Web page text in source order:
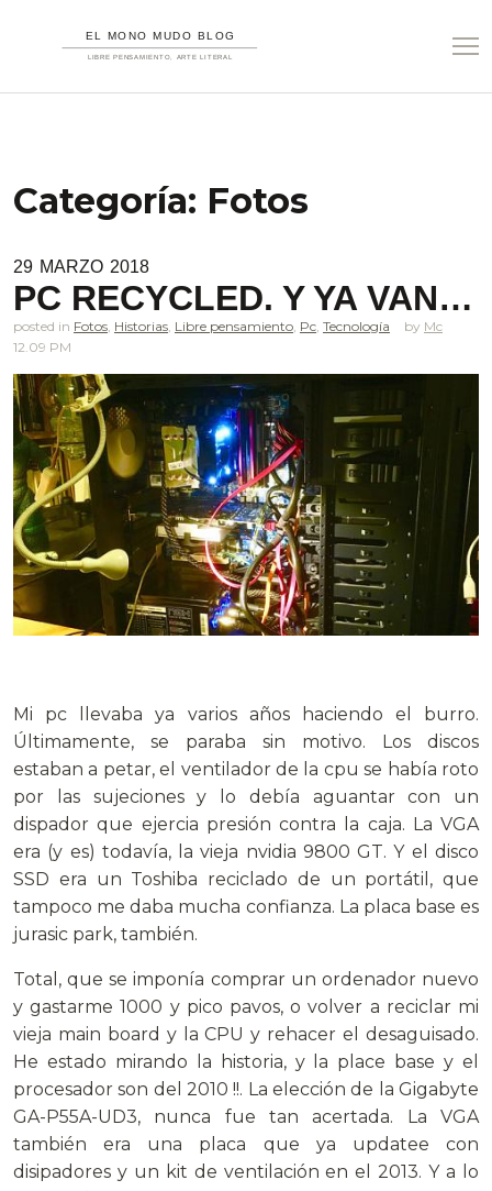
Categoría: Fotos
29 MARZO 2018
PC RECYCLED. Y YA VAN…
posted in Fotos Historias Libre pensamiento Pc Tecnología
Mc
12.09 PM
Mi pc llevaba ya varios años haciendo el burro.
Últimamente, se paraba sin motivo. Los discos
estaban a petar, el ventilador de la cpu se había roto
por las sujeciones y lo debía aguantar con un
dispador que ejercia presión contra la caja. La VGA
era (y es) todavía, la vieja nvidia 9800 GT. Y el disco
SSD era un Toshiba reciclado de un portátil, que
tampoco me daba mucha confianza. La placa base es
jurasic park, también.
Total, que se imponía comprar un ordenador nuevo
y gastarme 1000 y pico pavos, o volver a reciclar mi
vieja main board y la CPU y rehacer el desaguisado.
He estado mirando la historia, y la place base y el
procesador son del 2010 !!. La elección de la Gigabyte
GA-P55A-UD3, nunca fue tan acertada. La VGA
también era una placa que ya updatee con
disipadores y un kit de ventilación en el 2013. Y a lo